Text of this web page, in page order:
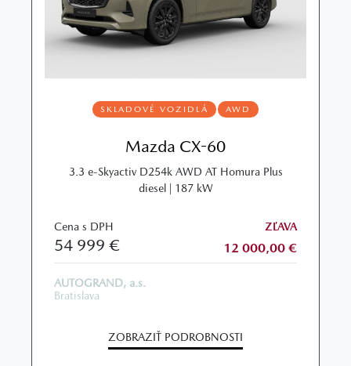
SKLADOVÉ VOZIDLÁ AWD
Mazda CX-60
3.3 e-Skyactiv D254k AWD AT Homura Plus
diesel | 187 kW
Cena s DPH
54 999 €
ZĽAVA
12 000,00 €
AUTOGRAND, a.s.
Bratislava
ZOBRAZIŤ PODROBNOSTI